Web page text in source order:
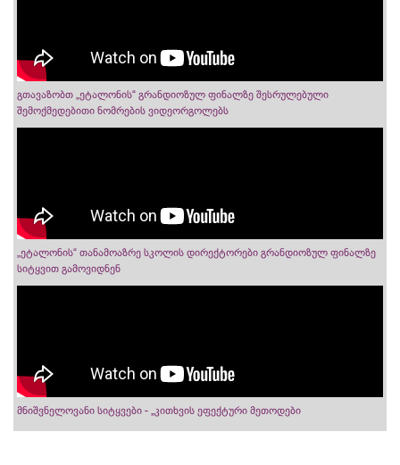
გთავაზობთ „ეტალონის“ გრანდიოზულ ფინალზე შესრულებული
შემოქმედებითი ნომრების ვიდეორგოლებს
„ეტალონის“ თანამოაზრე სკოლის დირექტორები გრანდიოზულ ფინალზე
სიტყვით გამოვიდნენ
მნიშვნელოვანი სიტყვები - „კითხვის ეფექტური მეთოდები